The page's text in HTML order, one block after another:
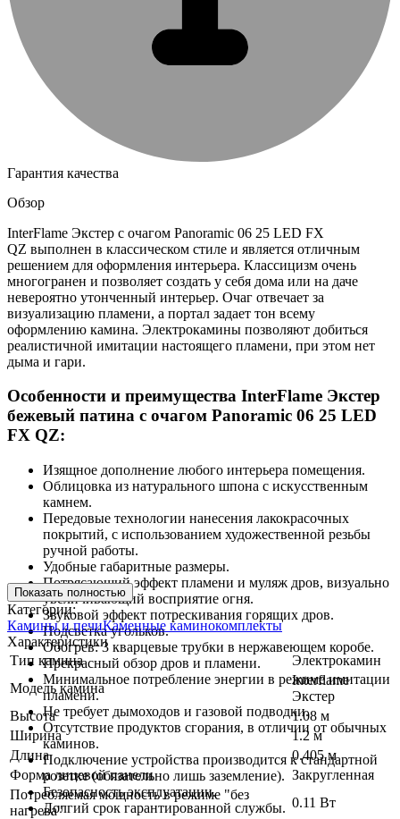
Гарантия качества
Обзор
InterFlame Экстер с очагом Panoramic 06 25 LED FX
QZ выполнен в классическом стиле и является отличным
решением для оформления интерьера. Классицизм очень
многогранен и позволяет создать у себя дома или на даче
невероятно утонченный интерьер. Очаг отвечает за
визуализацию пламени, а портал задает тон всему
оформлению камина. Электрокамины позволяют добиться
реалистичной имитации настоящего пламени, при этом нет
дыма и гари.
Особенности и преимущества InterFlame Экстер
бежевый патина с очагом Panoramic 06 25 LED
FX QZ:
Изящное дополнение любого интерьера помещения.
Облицовка из натурального шпона с искусственным
камнем.
Передовые технологии нанесения лакокрасочных
покрытий, с использованием художественной резьбы
ручной работы.
Удобные габаритные размеры.
Потрясающий эффект пламени и муляж дров, визуально
увеличивающий восприятие огня.
Звуковой эффект потрескивания горящих дров.
Подсветка угольков.
Обогрев: 3 кварцевые трубки в нержавеющем коробе.
Прекрасный обзор дров и пламени.
Минимальное потребление энергии в режиме имитации
пламени.
Не требует дымоходов и газовой подводки.
Отсутствие продуктов сгорания, в отличии от обычных
каминов.
Подключение устройства производится к стандартной
розетке (обязательно лишь заземление).
Безопасность эксплуатации.
Долгий срок гарантированной службы.
Показать полностью
Категории:
Камины и печиКаменные каминокомплекты
Характеристики
Тип камина
Электрокамин
Модель камина
Interflame
Экстер
Высота
1.08 м
Ширина
1.2 м
Длина
0.405 м
Форма лицевой панели
Закругленная
Потребляемая мощность в режиме "без
нагрева"
0.11 Вт